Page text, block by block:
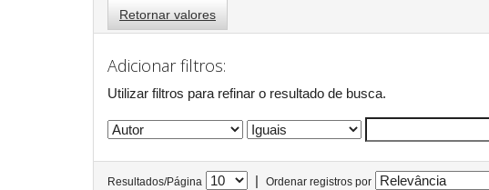
Retornar valores
Adicionar filtros:
Utilizar filtros para refinar o resultado de busca.
Resultados/Página | Ordenar registros por